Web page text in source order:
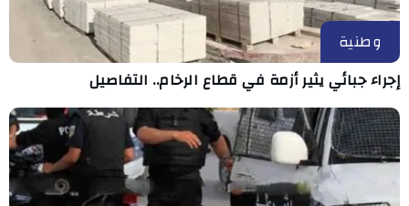
وطنية
إجراء جبائي يثير أزمة في قطاع الرخام.. التفاصيل